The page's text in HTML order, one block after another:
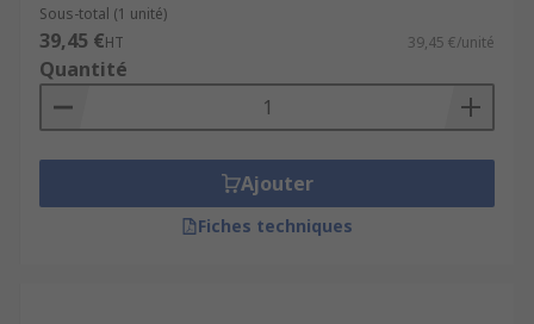
Sous-total (1 unité)
39,45 €HT 39,45 €/unité
Quantité
Ajouter
Fiches techniques